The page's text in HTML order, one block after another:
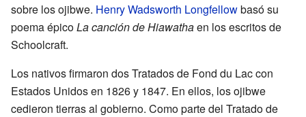
sobre los ojibwe. Henry Wadsworth Longfellowbasó su
poema épicoLa canción de Hiawathaen los escritos de
Schoolcraft.
Los nativos firmaron dos Tratados de Fond du Lac con
Estados Unidos en 1826 y 1847. En ellos, los ojibwe
cedieron tierras al gobierno. Como parte del Tratado de